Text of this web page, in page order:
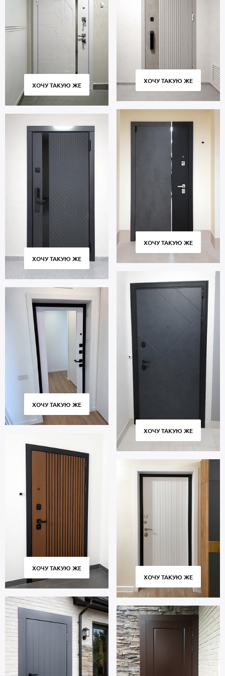
ХОЧУ ТАКУЮ ЖЕ
ХОЧУ ТАКУЮ ЖЕ
ХОЧУ ТАКУЮ ЖЕ
ХОЧУ ТАКУЮ ЖЕ
ХОЧУ ТАКУЮ ЖЕ
ХОЧУ ТАКУЮ ЖЕ
ХОЧУ ТАКУЮ ЖЕ
ХОЧУ ТАКУЮ ЖЕ